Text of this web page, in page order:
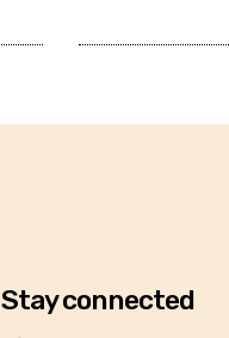
Stay connected